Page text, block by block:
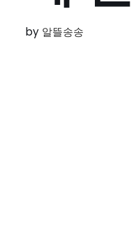
by 알뜰송송